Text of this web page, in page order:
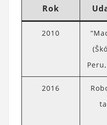
Rok
2010
2016